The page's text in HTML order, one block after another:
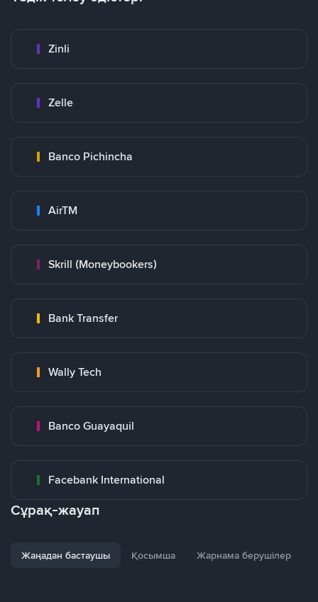
Zinli
Zelle
Banco Pichincha
AirTM
Skrill (Moneybookers)
Bank Transfer
Wally Tech
Banco Guayaquil
Facebank International
Сұрақ-жауап
Жаңадан бастаушы Қосымша Жарнама берушілер